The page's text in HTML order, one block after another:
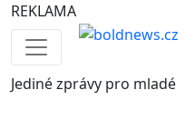
REKLAMA
Jedinézprávy pro mladé